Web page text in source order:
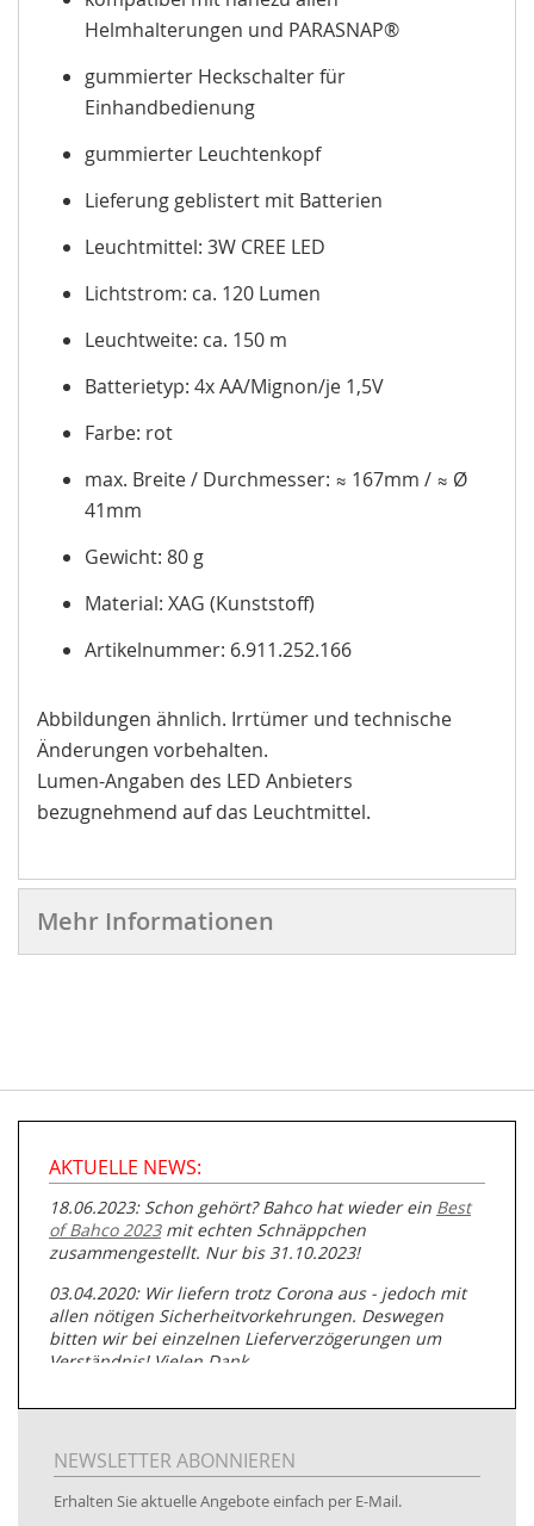
Helmhalterungen und PARASNAP®
gummierter Heckschalter für
Einhandbedienung
gummierter Leuchtenkopf
Lieferung geblistert mit Batterien
Leuchtmittel: 3W CREE LED
Lichtstrom: ca. 120 Lumen
Leuchtweite: ca. 150 m
Batterietyp: 4x AA/Mignon/je 1,5V
Farbe: rot
max. Breite / Durchmesser: ≈ 167mm / ≈ Ø
41mm
Gewicht: 80 g
Material: XAG (Kunststoff)
Artikelnummer: 6.911.252.166
Abbildungen ähnlich. Irrtümer und technische
Änderungen vorbehalten.
Lumen-Angaben des LED Anbieters
bezugnehmend auf das Leuchtmittel.
Mehr Informationen
AKTUELLE NEWS:
18.06.2023: Schon gehört? Bahco hat wieder ein Best
of Bahco 2023mit echten Schnäppchen
zusammengestellt. Nur bis 31.10.2023!
03.04.2020: Wir liefern trotz Corona aus - jedoch mit
allen nötigen Sicherheitvorkehrungen. Deswegen
bitten wir bei einzelnen Lieferverzögerungen um
Verständnis! Vielen Dank.
05.07.2019: Neuester Zugang zu unserer
Rohrbearbeitung
01.06.2019: Individuell
bedruckte Kabeltrommeln
www.kabeltrommeln-versand.de/Kabelbedruckung
NEWSLETTER ABONNIEREN
Erhalten Sie aktuelle Angebote einfach per E-Mail.